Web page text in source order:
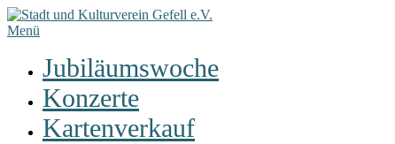
Zum
Inhalt
Menü
Jubiläumswoche
Konzerte
Kartenverkauf